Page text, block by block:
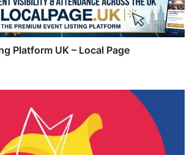
Platform UK – Local Page